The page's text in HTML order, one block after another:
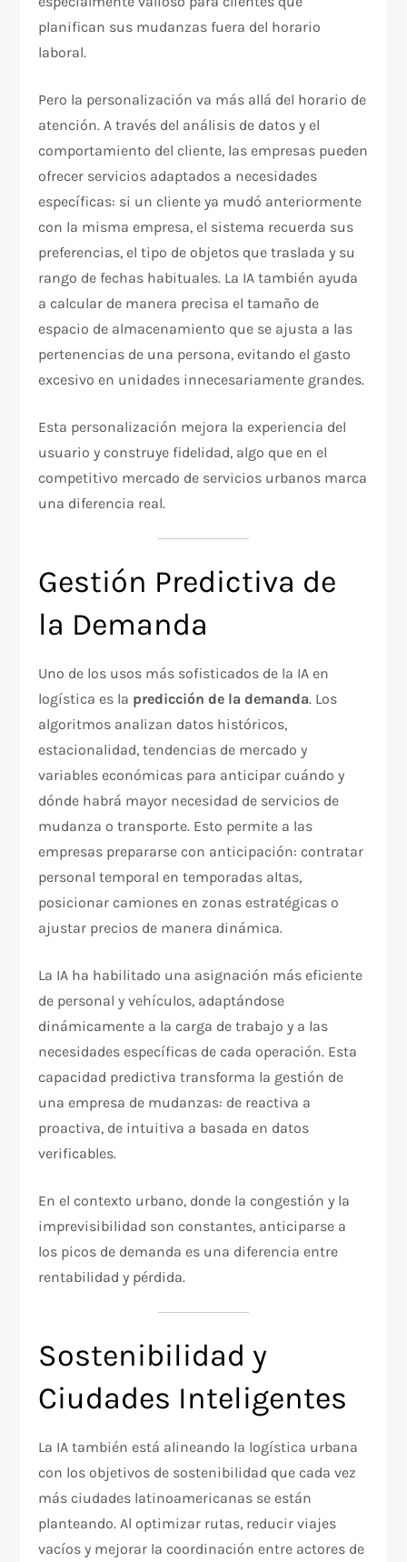
planifican sus mudanzas fuera del horario
laboral.
Pero la personalización va más allá del horario de
atención. A través del análisis de datos y el
comportamiento del cliente, las empresas pueden
ofrecer servicios adaptados a necesidades
específicas: si un cliente ya mudó anteriormente
con la misma empresa, el sistema recuerda sus
preferencias, el tipo de objetos que traslada y su
rango de fechas habituales. La IA también ayuda
a calcular de manera precisa el tamaño de
espacio de almacenamiento que se ajusta a las
pertenencias de una persona, evitando el gasto
excesivo en unidades innecesariamente grandes.
Esta personalización mejora la experiencia del
usuario y construye fidelidad, algo que en el
competitivo mercado de servicios urbanos marca
una diferencia real.
Gestión Predictiva de
la Demanda
Uno de los usos más sofisticados de la IA en
logística es la predicción de la demanda. Los
algoritmos analizan datos históricos,
estacionalidad, tendencias de mercado y
variables económicas para anticipar cuándo y
dónde habrá mayor necesidad de servicios de
mudanza o transporte. Esto permite a las
empresas prepararse con anticipación: contratar
personal temporal en temporadas altas,
posicionar camiones en zonas estratégicas o
ajustar precios de manera dinámica.
La IA ha habilitado una asignación más eficiente
de personal y vehículos, adaptándose
dinámicamente a la carga de trabajo y a las
necesidades específicas de cada operación. Esta
capacidad predictiva transforma la gestión de
una empresa de mudanzas: de reactiva a
proactiva, de intuitiva a basada en datos
verificables.
En el contexto urbano, donde la congestión y la
imprevisibilidad son constantes, anticiparse a
los picos de demanda es una diferencia entre
rentabilidad y pérdida.
Sostenibilidad y
Ciudades Inteligentes
La IA también está alineando la logística urbana
con los objetivos de sostenibilidad que cada vez
más ciudades latinoamericanas se están
planteando. Al optimizar rutas, reducir viajes
vacíos y mejorar la coordinación entre actores de